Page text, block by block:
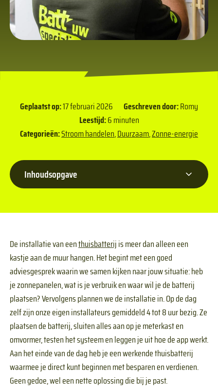
Geplaatst op:17 februari 2026 Geschreven door:Romy
Leestijd:6 minuten
Categorieën:Stroom handelen,Duurzaam,Zonne-energie
De installatie van eenthuisbatterijis meer dan alleen een
kastje aan de muur hangen. Het begint met een goed
adviesgesprek waarin we samen kijken naar jouw situatie: heb
je zonnepanelen, wat is je verbruik en waar wil je de batterij
plaatsen? Vervolgens plannen we de installatie in. Op de dag
zelf zijn onze eigen installateurs gemiddeld 4 tot 8 uur bezig. Ze
plaatsen de batterij, sluiten alles aan op je meterkast en
omvormer, testen het systeem en leggen je uit hoe de app werkt.
Aan het einde van de dag heb je een werkende thuisbatterij
waarmee je direct kunt beginnen met besparen en verdienen.
Geen gedoe, wel een nette oplossing die bij je past.
Inhoudsopgave